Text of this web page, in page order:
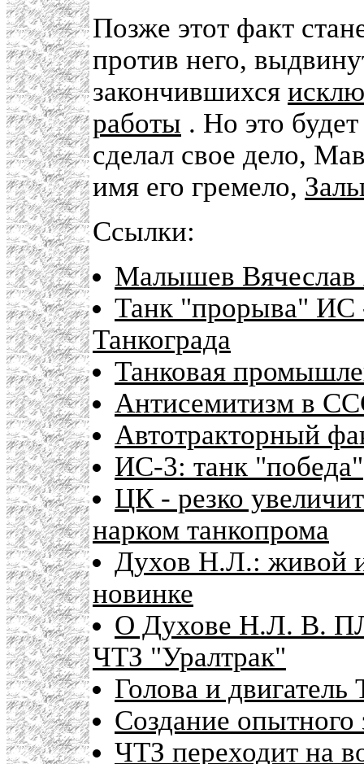
Позже этот факт
против него,
закончившихся
работы . Но это
сделал свое дело,
имя его гремело,
Ссылки:
Малышев Вячеслав
Танк "прорыва" ИС
Танкограда
Танковая
Антисемитизм в
Автотракторный
ИС-3: танк "победа"
ЦК - резко
нарком танкопрома
Духов Н.Л.: живой
новинке
О Духове Н.Л. В.
ЧТЗ "Уралтрак"
Голова и двигатель
Создание
ЧТЗ переходит на